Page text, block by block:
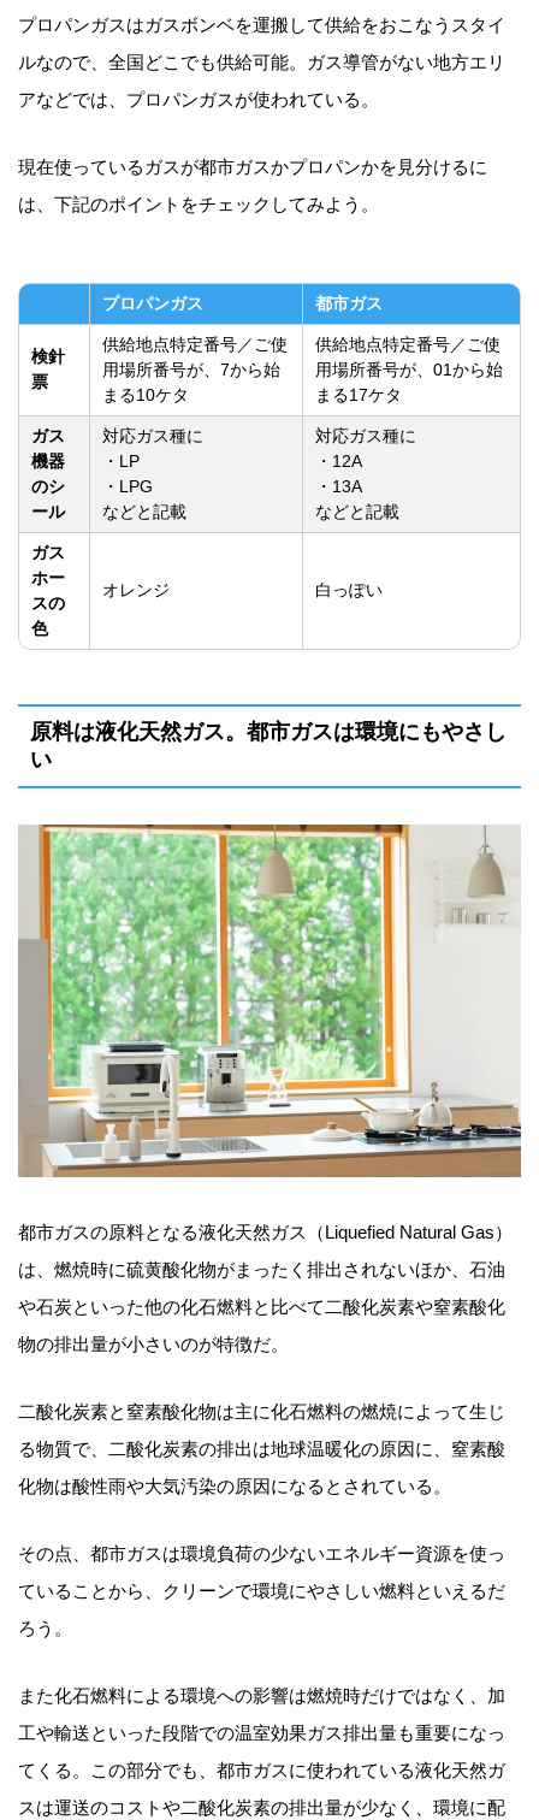
プロパンガスはガスボンベを運搬して供給をおこなうスタイ
ルなので、全国どこでも供給可能。ガス導管がない地方エリ
アなどでは、プロパンガスが使われている。
現在使っているガスが都市ガスかプロパンかを見分けるに
は、下記のポイントをチェックしてみよう。
プロパンガス 都市ガス
検針
票
供給地点特定番号／ご使
用場所番号が、7から始
まる10ケタ
供給地点特定番号／ご使
用場所番号が、01から始
まる17ケタ
ガス
機器
のシ
ール
対応ガス種に
・LP
・LPG
などと記載
対応ガス種に
・12A
・13A
などと記載
ガス
ホー
スの
色
オレンジ 白っぽい
原料は液化天然ガス。都市ガスは環境にもやさし
い
都市ガスの原料となる液化天然ガス（Liquefied Natural Gas）
は、燃焼時に硫黄酸化物がまったく排出されないほか、石油
や石炭といった他の化石燃料と比べて二酸化炭素や窒素酸化
物の排出量が小さいのが特徴だ。
二酸化炭素と窒素酸化物は主に化石燃料の燃焼によって生じ
る物質で、二酸化炭素の排出は地球温暖化の原因に、窒素酸
化物は酸性雨や大気汚染の原因になるとされている。
その点、都市ガスは環境負荷の少ないエネルギー資源を使っ
ていることから、クリーンで環境にやさしい燃料といえるだ
ろう。
また化石燃料による環境への影響は燃焼時だけではなく、加
工や輸送といった段階での温室効果ガス排出量も重要になっ
てくる。この部分でも、都市ガスに使われている液化天然ガ
スは運送のコストや二酸化炭素の排出量が少なく、環境に配